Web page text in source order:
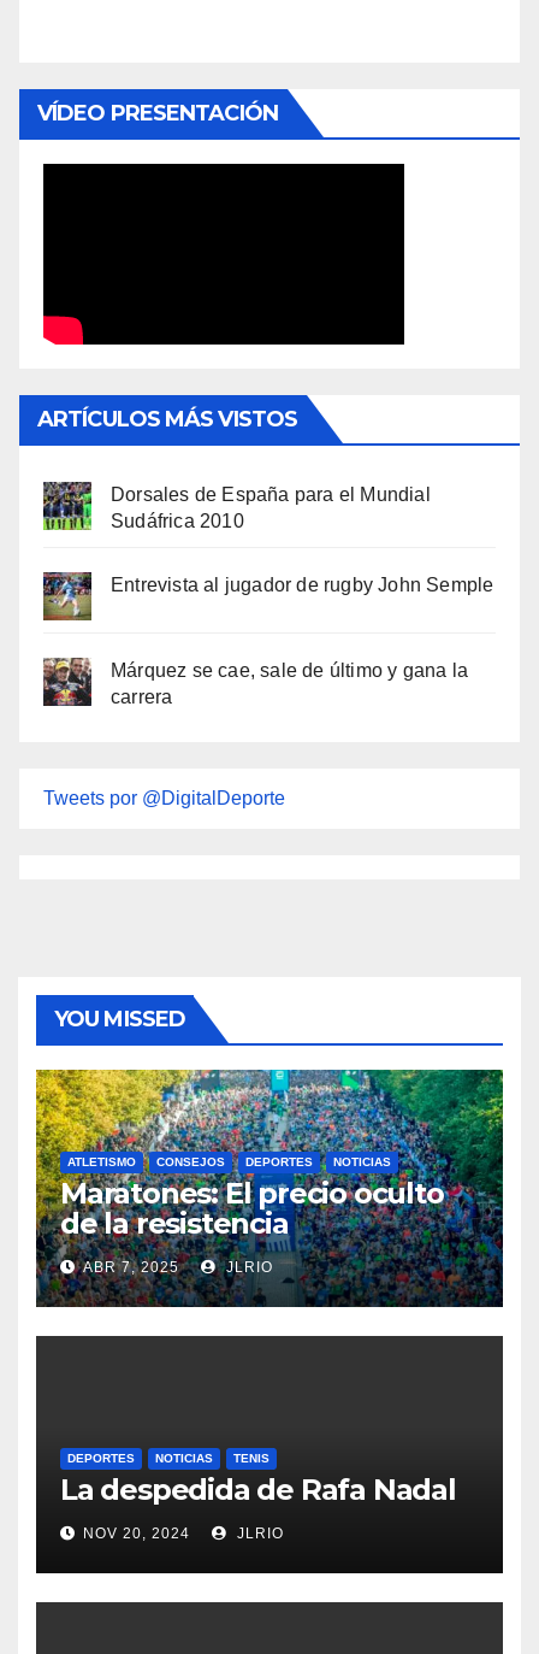
VÍDEO PRESENTACIÓN
ARTÍCULOS MÁS VISTOS
Dorsales de España para el Mundial
Sudáfrica 2010
Entrevista al jugador de rugby John Semple
Márquez se cae, sale de último y gana la
carrera
Tweets por @DigitalDeporte
YOU MISSED
ATLETISMO CONSEJOS DEPORTES NOTICIAS
Maratones: El precio oculto
de la resistencia
ABR 7, 2025 JLRIO
DEPORTES NOTICIAS TENIS
La despedida de Rafa Nadal
NOV 20, 2024 JLRIO